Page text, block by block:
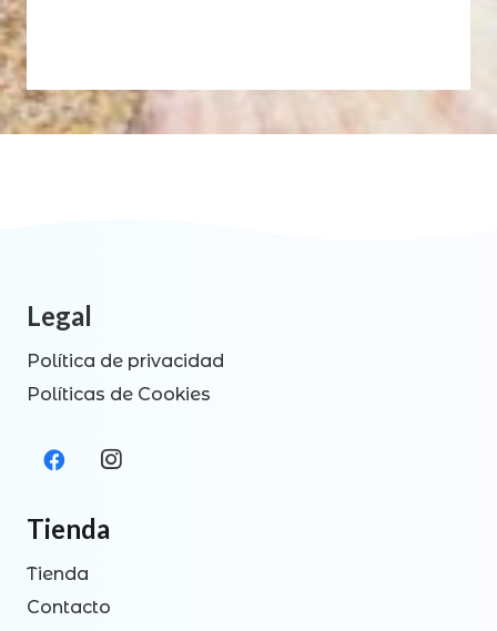
Legal
Política de privacidad
Políticas de Cookies
Tienda
Tienda
Contacto